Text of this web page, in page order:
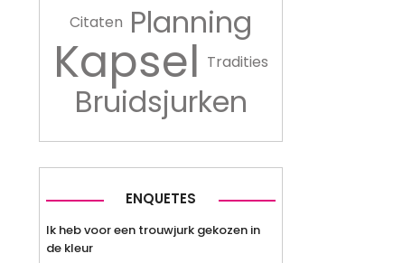
Citaten Planning
Kapsel Tradities
Bruidsjurken
ENQUETES
Ik heb voor een trouwjurk gekozen in
de kleur